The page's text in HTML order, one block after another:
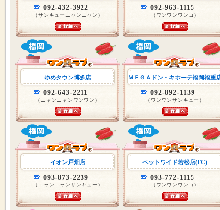
092-432-3922
（サンキューニャンニャン）
092-963-1115
（ワンワンワンコ）
ゆめタウン博多店
092-643-2211
（ニャンニャンワンワン）
ＭＥＧＡドン・キホーテ福岡福重
092-892-1139
（ワンワンサンキュー）
イオン戸畑店
093-873-2239
（ニャンニャンサンキュー）
ペットワイド若松店(FC)
093-772-1115
（ワンワンワンコ）